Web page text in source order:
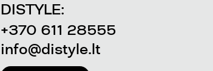
DISTYLE:
+370 611 28555
info@distyle.lt